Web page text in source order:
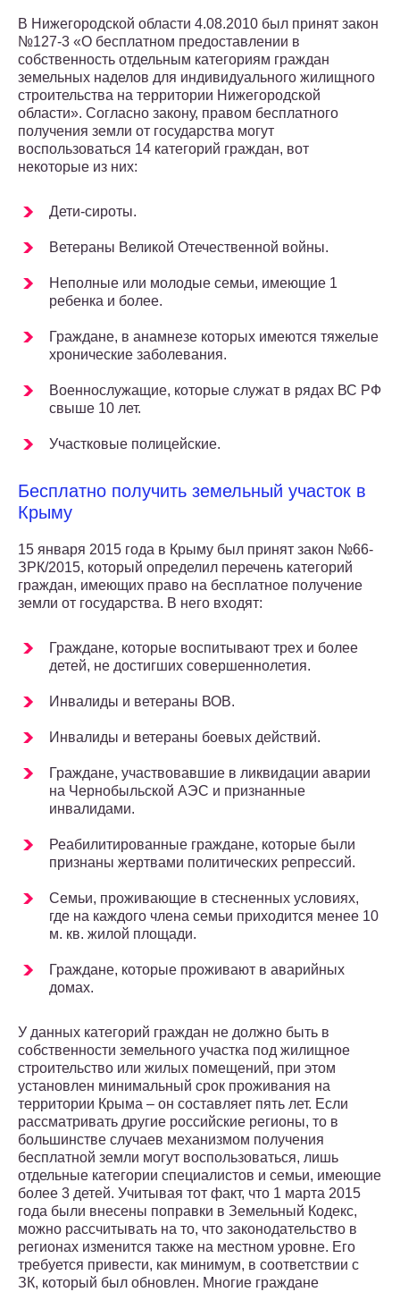
В Нижегородской области 4.08.2010 был принят закон
№127-3 «О бесплатном предоставлении в
собственность отдельным категориям граждан
земельных наделов для индивидуального жилищного
строительства на территории Нижегородской
области». Согласно закону, правом бесплатного
получения земли от государства могут
воспользоваться 14 категорий граждан, вот
некоторые из них:
Дети-сироты.
Ветераны Великой Отечественной войны.
Неполные или молодые семьи, имеющие 1
ребенка и более.
Граждане, в анамнезе которых имеются тяжелые
хронические заболевания.
Военнослужащие, которые служат в рядах ВС РФ
свыше 10 лет.
Участковые полицейские.
Бесплатно получить земельный участок в
Крыму
15 января 2015 года в Крыму был принят закон №66-
ЗРК/2015, который определил перечень категорий
граждан, имеющих право на бесплатное получение
земли от государства. В него входят:
Граждане, которые воспитывают трех и более
детей, не достигших совершеннолетия.
Инвалиды и ветераны ВОВ.
Инвалиды и ветераны боевых действий.
Граждане, участвовавшие в ликвидации аварии
на Чернобыльской АЭС и признанные
инвалидами.
Реабилитированные граждане, которые были
признаны жертвами политических репрессий.
Семьи, проживающие в стесненных условиях,
где на каждого члена семьи приходится менее 10
м. кв. жилой площади.
Граждане, которые проживают в аварийных
домах.
У данных категорий граждан не должно быть в
собственности земельного участка под жилищное
строительство или жилых помещений, при этом
установлен минимальный срок проживания на
территории Крыма – он составляет пять лет. Если
рассматривать другие российские регионы, то в
большинстве случаев механизмом получения
бесплатной земли могут воспользоваться, лишь
отдельные категории специалистов и семьи, имеющие
более 3 детей. Учитывая тот факт, что 1 марта 2015
года были внесены поправки в Земельный Кодекс,
можно рассчитывать на то, что законодательство в
регионах изменится также на местном уровне. Его
требуется привести, как минимум, в соответствии с
ЗК, который был обновлен. Многие граждане